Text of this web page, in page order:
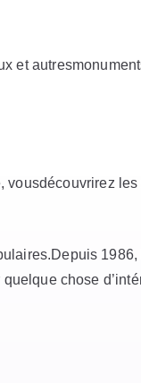
et
vousdécouvrirez
chose